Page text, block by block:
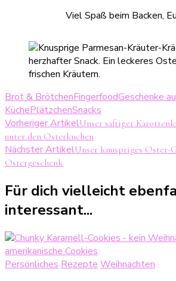
Viel Spaß beim Backen,
Brot & BrötchenFingerfoodGeschenke
KüchePlätzchenSnacks
Beitragsnavigation
Vorheriger ArtikelUnser saftiger
unter den Osterkuchen
Nächster ArtikelUnser knuspriges Oster-
Ostergeschenk
Für dich vielleicht
interessant...
Persönliches Rezepte Weihnachten